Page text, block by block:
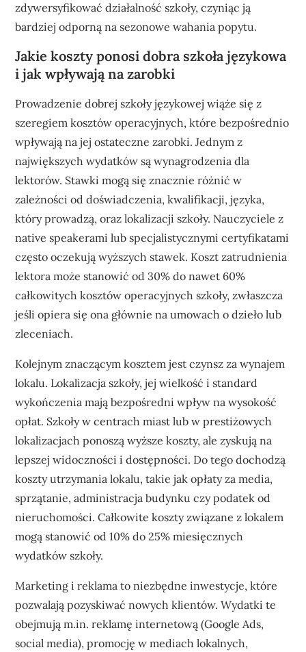
zdywersyfikować działalność szkoły, czyniąc ją
bardziej odporną na sezonowe wahania popytu.
Jakie koszty ponosi dobra szkoła językowa
i jak wpływają na zarobki
Prowadzenie dobrej szkoły językowej wiąże się z
szeregiem kosztów operacyjnych, które bezpośrednio
wpływają na jej ostateczne zarobki. Jednym z
największych wydatków są wynagrodzenia dla
lektorów. Stawki mogą się znacznie różnić w
zależności od doświadczenia, kwalifikacji, języka,
który prowadzą, oraz lokalizacji szkoły. Nauczyciele z
native speakerami lub specjalistycznymi certyfikatami
często oczekują wyższych stawek. Koszt zatrudnienia
lektora może stanowić od 30% do nawet 60%
całkowitych kosztów operacyjnych szkoły, zwłaszcza
jeśli opiera się ona głównie na umowach o dzieło lub
zleceniach.
Kolejnym znaczącym kosztem jest czynsz za wynajem
lokalu. Lokalizacja szkoły, jej wielkość i standard
wykończenia mają bezpośredni wpływ na wysokość
opłat. Szkoły w centrach miast lub w prestiżowych
lokalizacjach ponoszą wyższe koszty, ale zyskują na
lepszej widoczności i dostępności. Do tego dochodzą
koszty utrzymania lokalu, takie jak opłaty za media,
sprzątanie, administracja budynku czy podatek od
nieruchomości. Całkowite koszty związane z lokalem
mogą stanowić od 10% do 25% miesięcznych
wydatków szkoły.
Marketing i reklama to niezbędne inwestycje, które
pozwalają pozyskiwać nowych klientów. Wydatki te
obejmują m.in. reklamę internetową (Google Ads,
social media), promocję w mediach lokalnych,